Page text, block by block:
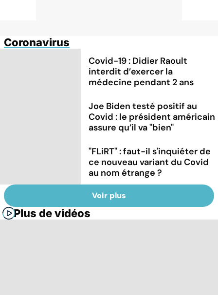
Coronavirus
Covid-19 : Didier Raoult
interdit d’exercer la
médecine pendant 2 ans
Joe Biden testé positif au
Covid : le président américain
assure qu’il va "bien"
"FLiRT" : faut-il s'inquiéter de
ce nouveau variant du Covid
au nom étrange ?
Voir plus
Plus de vidéos